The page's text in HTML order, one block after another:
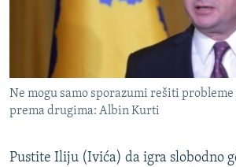
ISPRIČAJ MI
DNEVNO@RSE
SPECIJALI RSE
VIŠE OD NASLOVA
POPLAVE I KLIZIŠTA U BIH 2024.
PRATITE NAS
Ne mogu samo sporazumi rešiti
prema drugima: Albin Kurti
Pustite Iliju (Ivića) da igra slobodno